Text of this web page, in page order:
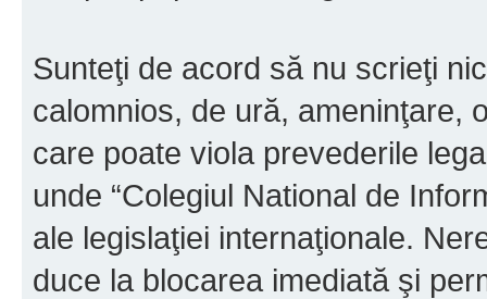
Sunteţi de acord să nu scrieţi
calomnios, de ură, ameninţare,
care poate viola prevederile
unde “Colegiul National de
ale legislaţiei internaţionale.
duce la blocarea imediată şi